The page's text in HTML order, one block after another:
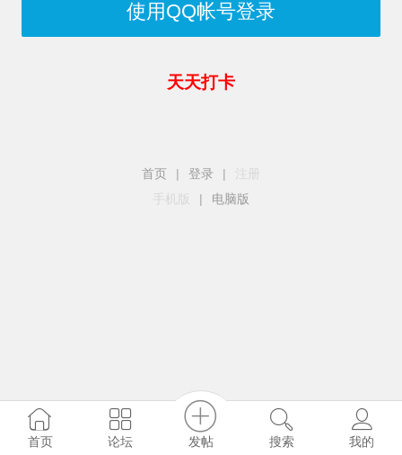
使用QQ帐号登录
天天打卡
首页 | 登录 |
手机版
| 电脑版
首页 论坛 发帖 搜索 我的